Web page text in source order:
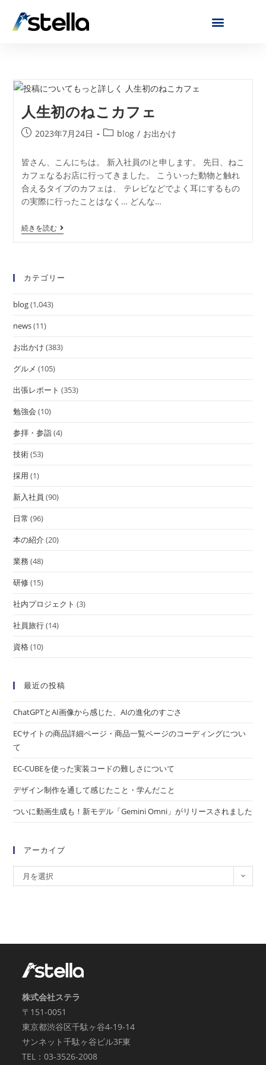
人生初のねこカフェ
2023年7月24日 blog / お出かけ
皆さん、こんにちは。 新入社員のIと申します。 先日、ねこ
カフェなるお店に行ってきました。 こういった動物と触れ
合えるタイプのカフェは、 テレビなどでよく耳にするもの
の実際に行ったことはなく… どんな…
続きを読む
カテゴリー
blog(1,043)
news(11)
お出かけ (383)
グルメ (105)
出張レポート (353)
勉強会 (10)
参拝・参詣(4)
技術(53)
採用 (1)
新入社員 (90)
日常 (96)
本の紹介(20)
業務(48)
研修(15)
社内プロジェクト (3)
社員旅行(14)
資格(10)
最近の投稿
ChatGPTとAI画像から感じた、AIの進化のすごさ
ECサイトの商品詳細ページ・商品一覧ページのコーディングについ
て
EC-CUBEを使った実装コードの難しさについて
デザイン制作を通して感じたこと・学んだこと
ついに動画生成も！新モデル「Gemini Omni」がリリースされました
アーカイブ
月を選択
株式会社ステラ
〒151-0051
東京都渋谷区千駄ヶ谷4-19-14
サンネット千駄ヶ谷ビル3F東
TEL：03-3526-2008